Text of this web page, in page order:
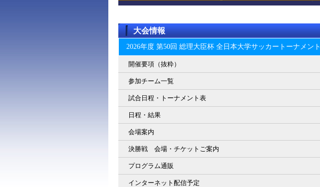
大会情報
2026年度 第50回 総理大臣杯 全日本大学サッカートーナメント
開催要項（抜粋）
参加チーム一覧
試合日程・トーナメント表
日程・結果
会場案内
決勝戦 会場・チケットご案内
プログラム通販
インターネット配信予定